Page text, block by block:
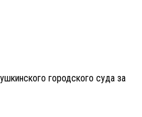
городского суда за